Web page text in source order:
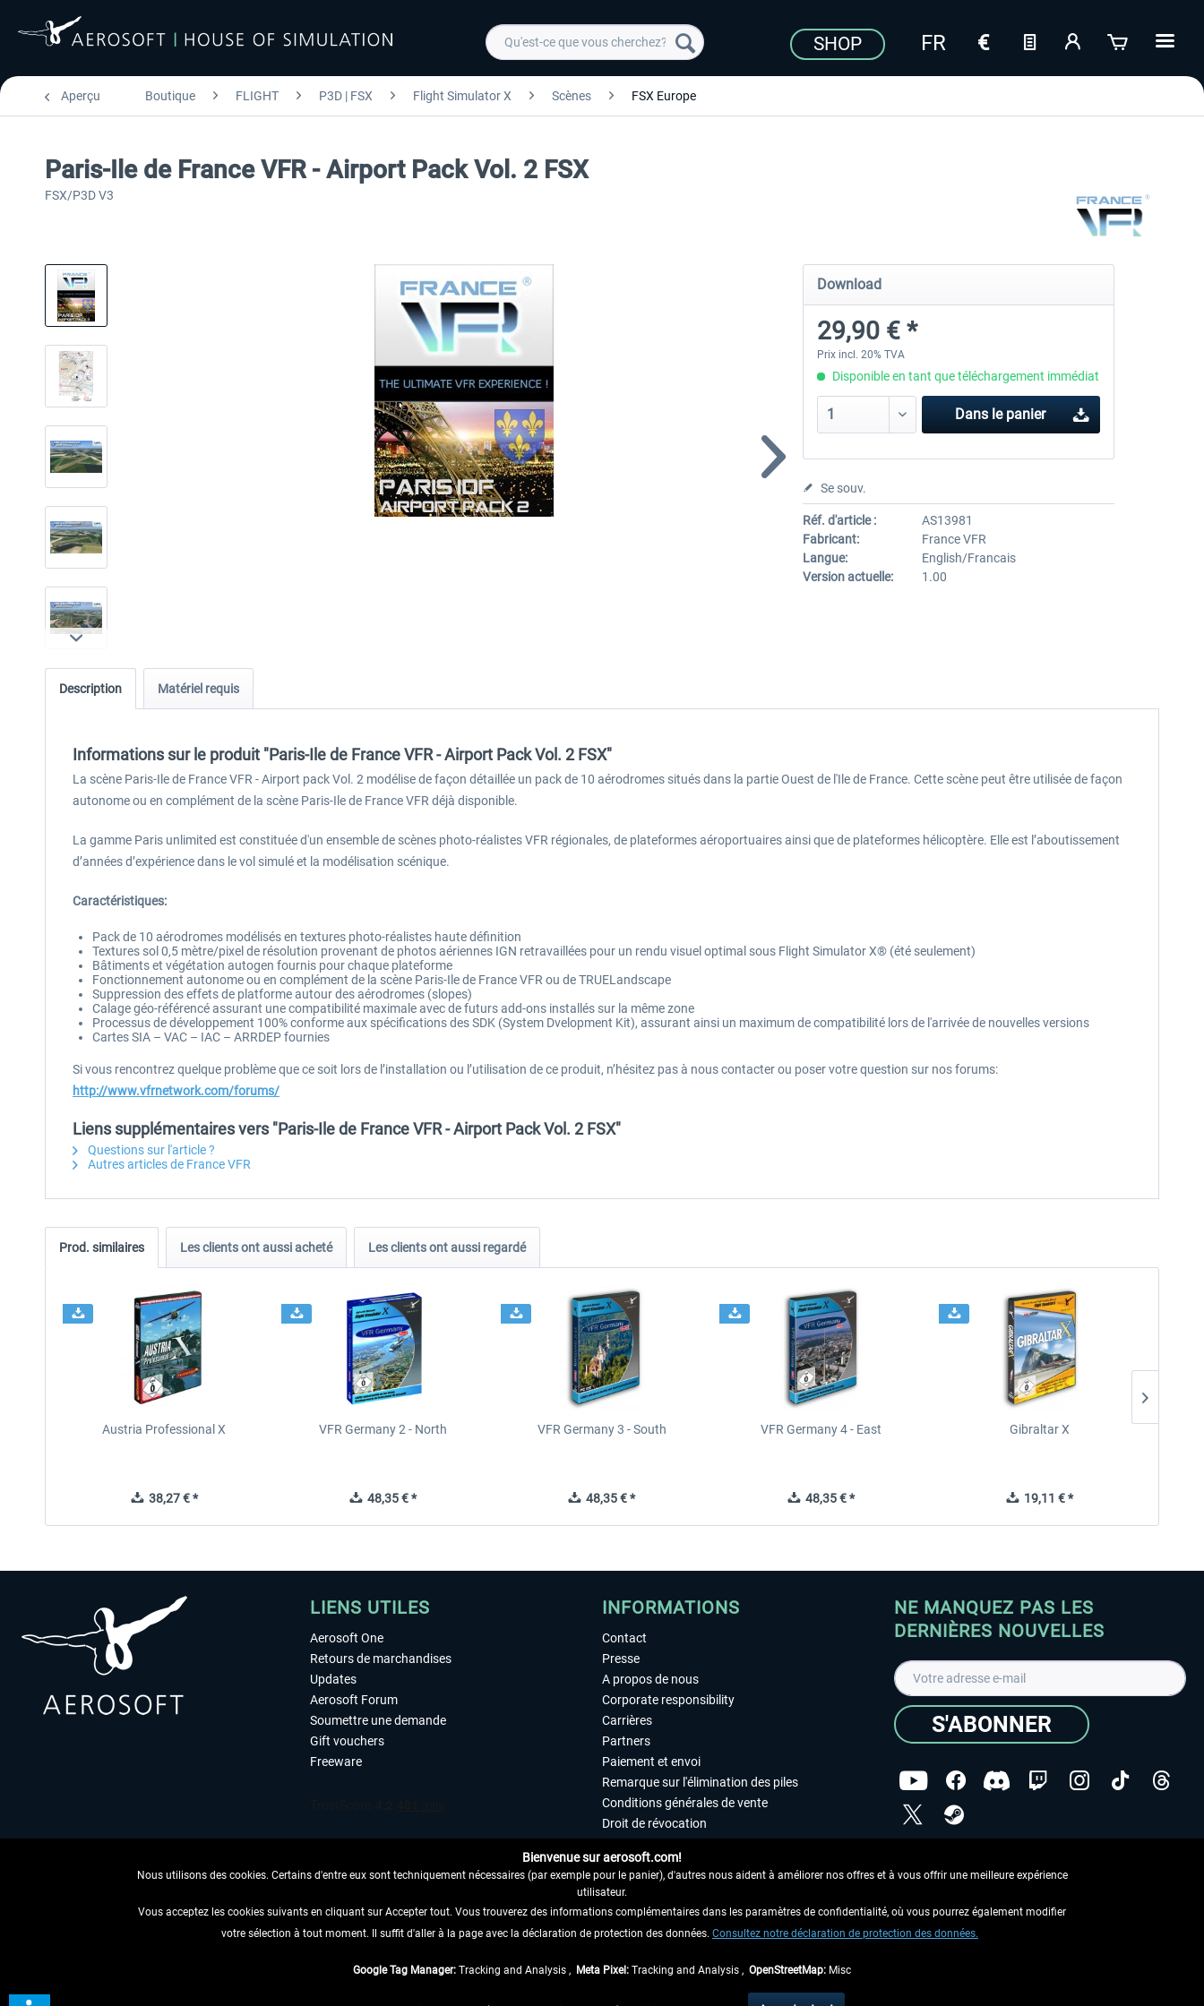
SHOP
Aperçu Boutique FLIGHT P3D | FSX Flight Simulator X Scènes FSX Europe
Paris-Ile de France VFR - Airport Pack Vol. 2 FSX
FSX/P3D V3
Download
29,90 € *
Prix incl. 20% TVA
Disponible en tant que téléchargement immédiat
Dans le panier
Se souv.
Réf. d'article :
AS13981
Fabricant:
France VFR
Langue:
English/Francais
Version actuelle:
1.00
Description Matériel requis
Informations sur le produit "Paris-Ile de France VFR - Airport Pack Vol. 2 FSX"
La scène Paris-Ile de France VFR - Airport pack Vol. 2 modélise de façon détaillée un pack de 10 aérodromes situés dans la partie Ouest de l'Ile de France. Cette scène peut être utilisée de façon
autonome ou en complément de la scène Paris-Ile de France VFR déjà disponible.
La gamme Paris unlimited est constituée d'un ensemble de scènes photo-réalistes VFR régionales, de plateformes aéroportuaires ainsi que de plateformes hélicoptère. Elle est l’aboutissement
d’années d’expérience dans le vol simulé et la modélisation scénique.
Caractéristiques:
Pack de 10 aérodromes modélisés en textures photo-réalistes haute définition
Textures sol 0,5 mètre/pixel de résolution provenant de photos aériennes IGN retravaillées pour un rendu visuel optimal sous Flight Simulator X® (été seulement)
Bâtiments et végétation autogen fournis pour chaque plateforme
Fonctionnement autonome ou en complément de la scène Paris-Ile de France VFR ou de TRUELandscape
Suppression des effets de platforme autour des aérodromes (slopes)
Calage géo-référencé assurant une compatibilité maximale avec de futurs add-ons installés sur la même zone
Processus de développement 100% conforme aux spécifications des SDK (System Dvelopment Kit), assurant ainsi un maximum de compatibilité lors de l'arrivée de nouvelles versions
Cartes SIA – VAC – IAC – ARRDEP fournies
Si vous rencontrez quelque problème que ce soit lors de l’installation ou l’utilisation de ce produit, n’hésitez pas à nous contacter ou poser votre question sur nos forums:
http://www.vfrnetwork.com/forums/
Liens supplémentaires vers "Paris-Ile de France VFR - Airport Pack Vol. 2 FSX"
Questions sur l'article ?
Autres articles de France VFR
Prod. similaires Les clients ont aussi acheté Les clients ont aussi regardé
Austria Professional X
38,27 € *
VFR Germany 2 - North
48,35 € *
VFR Germany 3 - South
48,35 € *
VFR Germany 4 - East
48,35 € *
Gibraltar X
19,11 € *
LIENS UTILES
Aerosoft One
Retours de marchandises
Updates
Aerosoft Forum
Soumettre une demande
Gift vouchers
Freeware
RENONCER AU CONTRAT ICI
INFORMATIONS
Contact
Presse
A propos de nous
Corporate responsibility
Carrières
Partners
Paiement et envoi
Remarque sur l'élimination des piles
Conditions générales de vente
Droit de révocation
Accessibilité
Mentions légales
NE MANQUEZ PAS LES
DERNIÈRES NOUVELLES
S'ABONNER
Copyright © Aerosoft GmbH - Tous droits réservés
et, le cas échéant, frais de remboursement, si aucune description contraire.
Bienvenue sur aerosoft.com!
Nous utilisons des cookies. Certains d'entre eux sont techniquement nécessaires (par exemple pour le panier), d'autres nous aident à améliorer nos offres et à vous offrir une meilleure expérience
utilisateur.
Vous acceptez les cookies suivants en cliquant sur Accepter tout. Vous trouverez des informations complémentaires dans les paramètres de confidentialité, où vous pourrez également modifier
votre sélection à tout moment. Il suffit d'aller à la page avec la déclaration de protection des données. Consultez notre déclaration de protection des données.
Google Tag Manager: Tracking and Analysis , Meta Pixel: Tracking and Analysis , OpenStreetMap: Misc